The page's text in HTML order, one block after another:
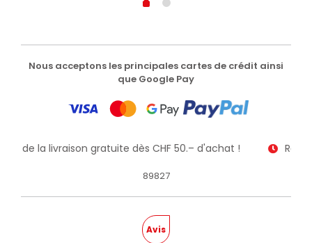
Nous acceptons les principales cartes de crédit ainsi
que Google Pay
de la livraison gratuite dès CHF 50.– d'achat !
89827
Avis